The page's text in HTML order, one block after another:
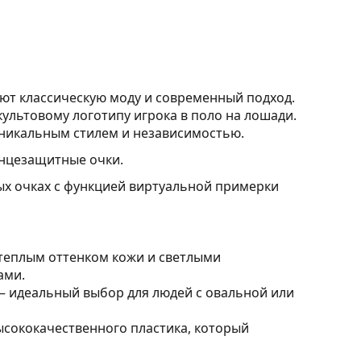
классическую моду и современный подход.
логотипу игрока в поло на лошади.
стилем и независимостью.
очки.
очках с функцией виртуальной примерки
оттенком кожи и светлыми
идеальный выбор для людей с овальной или
пластика, который